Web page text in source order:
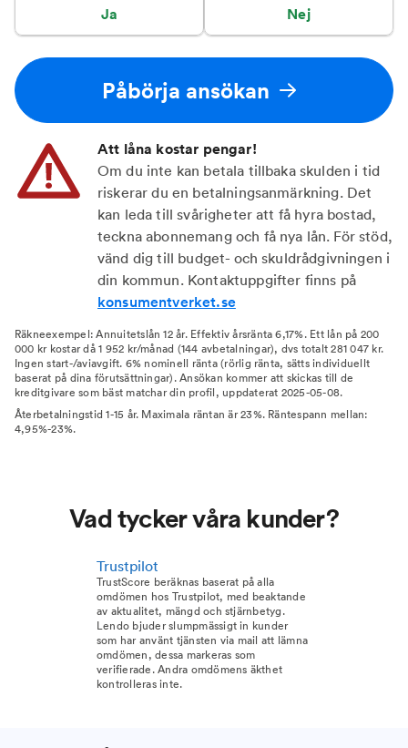
Ja Nej
Påbörja ansökan
Att låna kostar pengar!
Om du inte kan betala tillbaka skulden i tid
riskerar du en betalningsanmärkning. Det
kan leda till svårigheter att få hyra bostad,
teckna abonnemang och få nya lån. För stöd,
vänd dig till budget- och skuldrådgivningen i
din kommun. Kontaktuppgifter finns på
konsumentverket.se
Räkneexempel: Annuitetslån 12 år. Effektiv årsränta 6,17%. Ett lån på 200
000 kr kostar då 1 952 kr/månad (144 avbetalningar), dvs totalt 281 047 kr.
Ingen start-/aviavgift. 6% nominell ränta (rörlig ränta, sätts individuellt
baserat på dina förutsättningar). Ansökan kommer att skickas till de
kreditgivare som bäst matchar din profil, uppdaterat 2025-05-08.
Återbetalningstid 1-15 år. Maximala räntan är 23%. Räntespann mellan:
4,95%-23%.
Vad tycker våra kunder?
Trustpilot
TrustScore beräknas baserat på alla
omdömen hos Trustpilot, med beaktande
av aktualitet, mängd och stjärnbetyg.
Lendo bjuder slumpmässigt in kunder
som har använt tjänsten via mail att lämna
omdömen, dessa markeras som
verifierade. Andra omdömens äkthet
kontrolleras inte.